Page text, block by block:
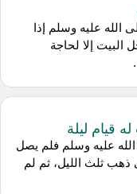
الله عليه وسلم إذا
البيت إلا لحاجة
قيام ليلة
عليه وسلم فلم يصل
ذهب ثلث الليل، ثم لم